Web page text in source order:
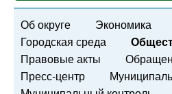
Об округе Экономика
Городская среда
Правовые акты
Пресс-центр